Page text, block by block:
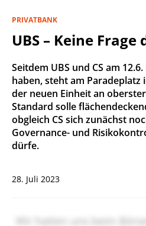
PRIVATBANK
UBS – Keine
Seitdem UBS und CS am
haben, steht am
der neuen Einheit an
Standard solle
obgleich CS sich zunächst
Governance- und
dürfe.
28. Juli 2023